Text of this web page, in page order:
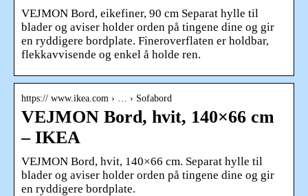
VEJMON Bord, eikefiner, 90 cm Separat hylle til
blader og aviser holder orden på tingene dine og gir
en ryddigere bordplate. Fineroverflaten er holdbar,
flekkavvisende og enkel å holde ren.
https:// www.ikea.com › … › Sofabord
VEJMON Bord, hvit, 140×66 cm
– IKEA
VEJMON Bord, hvit, 140×66 cm. Separat hylle til
blader og aviser holder orden på tingene dine og gir
en ryddigere bordplate.